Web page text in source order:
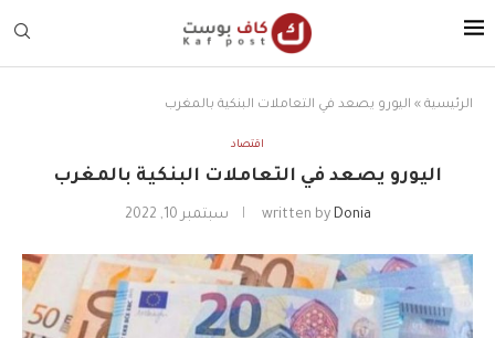
الرئيسية » اليورو يصعد في التعاملات البنكية بالمغرب
اقتصاد
اليورو يصعد في التعاملات البنكية بالمغرب
written by Donia سبتمبر 10, 2022